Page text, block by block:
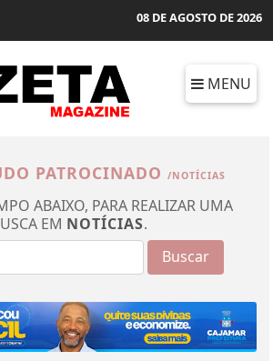
08 DE AGOSTO DE 2026
MENU
PATROCINADO /NOTÍCIAS
ABAIXO, PARA REALIZAR UMA
EM NOTÍCIAS.
Buscar